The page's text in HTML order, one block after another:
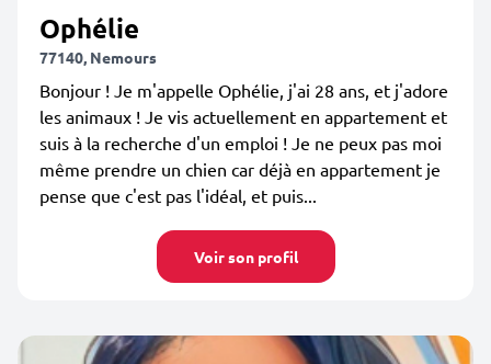
Ophélie
77140, Nemours
Bonjour ! Je m'appelle Ophélie, j'ai 28 ans, et j'adore
les animaux ! Je vis actuellement en appartement et
suis à la recherche d'un emploi ! Je ne peux pas moi
même prendre un chien car déjà en appartement je
pense que c'est pas l'idéal, et puis...
Voir son profil